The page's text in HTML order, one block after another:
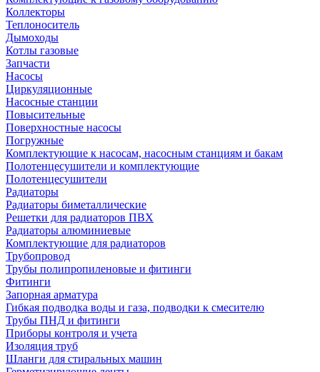
Коллекторы
Теплоноситель
Дымоходы
Котлы газовые
Запчасти
Насосы
Циркуляционные
Насосные станции
Повысительные
Поверхностные насосы
Погружные
Комплектующие к насосам, насосным станциям и бакам
Полотенцесушители и комплектующие
Полотенцесушители
Радиаторы
Радиаторы биметаллические
Решетки для радиаторов ПВХ
Радиаторы алюминиевые
Комплектующие для радиаторов
Трубопровод
Трубы полипропиленовые и фитинги
Фитинги
Запорная арматура
Гибкая подводка воды и газа, подводки к смесителю
Трубы ПНД и фитинги
Приборы контроля и учета
Изоляция труб
Шланги для стиральных машин